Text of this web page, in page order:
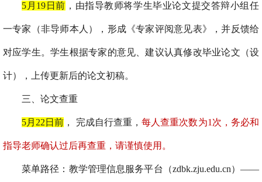
5 月 19 日前 ，由指导教师将学生毕业论文提交答辩小组任
一专家（非导师本人），形成《专家评阅意见表》，并反馈给
对应学生。学生根据专家的意见、建议认真修改毕业论文（设
计），上传更新后的论文初稿。
三、 论文查重
5月 22 日前 ， 完成自行查重，每人查重次数为1 次 ， 务必和
指导老师确认过后再查重 ，请谨慎使用 。
菜单路径：教学管理信息服务平台（zdbk.zju.edu.cn）——